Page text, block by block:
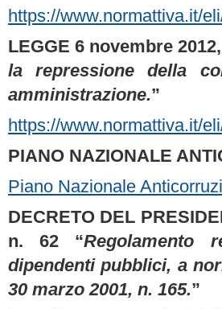
https://www.normattiva.it/
LEGGE 6 novembre
la repressione della
amministrazione.”
https://www.normattiva.it/
PIANO NAZIONALE
Piano Nazionale
DECRETO DEL
n. 62 “Regolamento
dipendenti pubblici, a
30 marzo 2001, n. 165.”